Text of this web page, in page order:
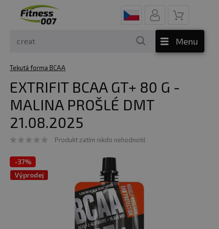
Menu
Tekutá forma BCAA
EXTRIFIT BCAA GT+ 80 G -
MALINA PROŠLÉ DMT
21.08.2025
Produkt zatím nikdo nehodnotil
-37%
Výprodej